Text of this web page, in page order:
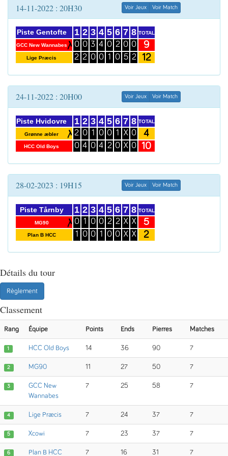
14-11-2022 : 20H30 Voir Jeux Voir Match
Piste Gentofte
GCC New Wannabes
Lige Præcis
1
0
2
2
0
2
3
3
0
4
4
0
5
0
1
6
2
0
7
0
5
8
0
2
TOTAL
9
12
24-11-2022 : 20H00 Voir Jeux Voir Match
Piste Hvidovre
Grønne æbler
HCC Old Boys
1
2
0
2
0
4
3
1
0
4
0
4
5
0
2
6
1
0
7
X
X
8
0
0
TOTAL
4
10
28-02-2023 : 19H15 Voir Jeux Voir Match
Piste Tårnby
MG90
Plan B HCC
1
0
1
2
1
0
3
0
0
4
0
1
5
2
0
6
2
0
7
X
X
8
X
X
TOTAL
5
2
Détails du tour
Règlement
Classement
Rang Équipe Points Ends Pierres Matches
1 HCC Old Boys 14 36 90 7
2 MG90 11 27 50 7
3
GCC New
Wannabes
7 25 58 7
4 Lige Præcis 7 24 37 7
5 Xcowi 7 23 37 7
6 Plan B HCC 7 16 31 7